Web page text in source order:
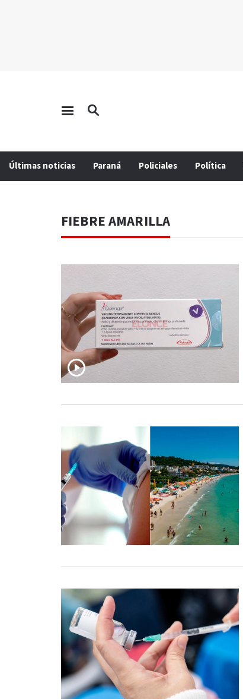
Últimas noticias Paraná Policiales Política
FIEBRE AMARILLA